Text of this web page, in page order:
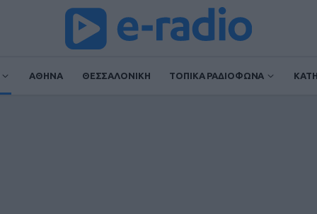
ΑΘΗΝΑ ΘΕΣΣΑΛΟΝΙΚΗ ΤΟΠΙΚΑ ΡΑΔΙΟΦΩΝΑ